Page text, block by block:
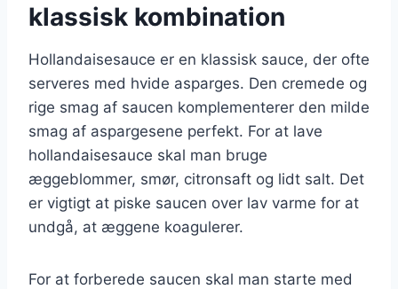
klassisk kombination
Hollandaisesauce er en klassisk sauce, der ofte
serveres med hvide asparges. Den cremede og
rige smag af saucen komplementerer den milde
smag af aspargesene perfekt. For at lave
hollandaisesauce skal man bruge
æggeblommer, smør, citronsaft og lidt salt. Det
er vigtigt at piske saucen over lav varme for at
undgå, at æggene koagulerer.
For at forberede saucen skal man starte med